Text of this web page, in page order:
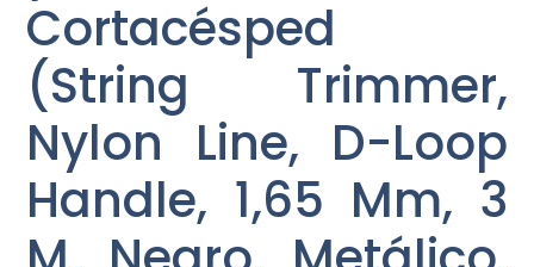
Cortacésped
(String Trimmer,
Nylon Line, D-Loop
Handle, 1,65 Mm, 3